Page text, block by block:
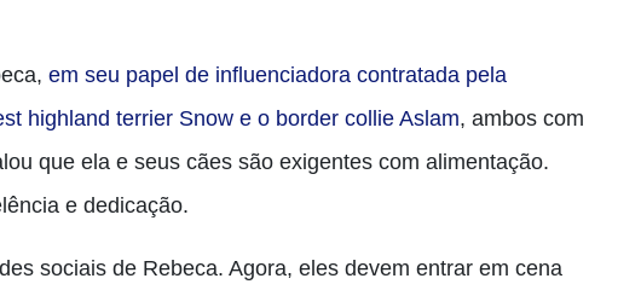
em seu papel de influenciadora contratada pela
highland terrier Snow e o border collie Aslam, ambos com
que ela e seus cães são exigentes com alimentação.
e dedicação.
sociais de Rebeca. Agora, eles devem entrar em cena